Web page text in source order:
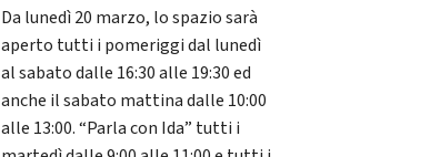
Da lunedì 20 marzo, lo spazio sarà
aperto tutti i pomeriggi dal lunedì
al sabato dalle 16:30 alle 19:30 ed
anche il sabato mattina dalle 10:00
alle 13:00. “Parla con Ida” tutti i